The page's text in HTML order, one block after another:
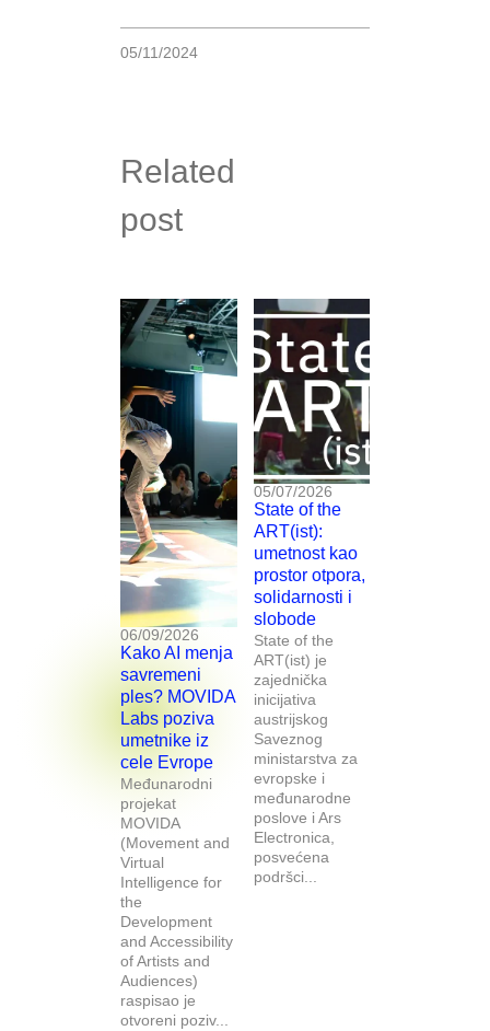
05/11/2024
Related
post
06/09/2026
Kako AI menja
savremeni
ples? MOVIDA
Labs poziva
umetnike iz
cele Evrope
Međunarodni
projekat
MOVIDA
(Movement and
Virtual
Intelligence for
the
Development
and Accessibility
of Artists and
Audiences)
raspisao je
otvoreni poziv...
05/07/2026
State of the
ART(ist):
umetnost kao
prostor otpora,
solidarnosti i
slobode
State of the
ART(ist) je
zajednička
inicijativa
austrijskog
Saveznog
ministarstva za
evropske i
međunarodne
poslove i Ars
Electronica,
posvećena
podršci...